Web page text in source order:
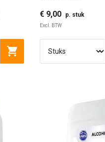
Toevoegen aan winkelwagen
€ 9,00 p. stuk
Excl. BTW